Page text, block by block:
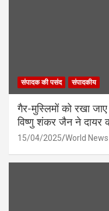
संपादक की पसंद संपादकीय
गैर-मुस्लिमों को रखा
विष्णु शंकर जैन ने दायर
15/04/2025 World